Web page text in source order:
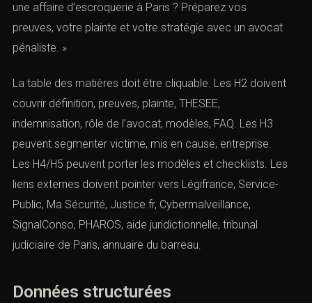
une affaire d’escroquerie à Paris ? Préparez vos
preuves, votre plainte et votre stratégie avec un avocat
pénaliste. »
La table des matières doit être cliquable. Les H2 doivent
couvrir définition, preuves, plainte, THESEE,
indemnisation, rôle de l’avocat, modèles, FAQ. Les H3
peuvent segmenter victime, mis en cause, entreprise.
Les H4/H5 peuvent porter les modèles et checklists. Les
liens externes doivent pointer vers Légifrance, Service-
Public, Ma Sécurité, Justice.fr, Cybermalveillance,
SignalConso, PHAROS, aide juridictionnelle, tribunal
judiciaire de Paris, annuaire du barreau.
Données structurées